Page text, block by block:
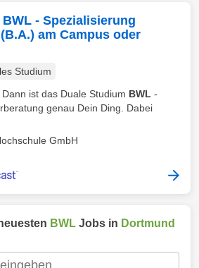
- Spezialisierung
am Campus oder
Studium
Dann ist das Duale Studium BWL -
genau Dein Ding. Dabei
GmbH
BWL Jobs in Dortmund